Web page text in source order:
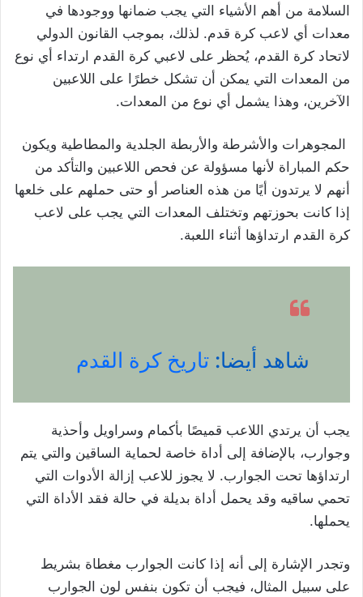
السلامة من أهم الأشياء التي يجب ضمانها ووجودها في
معدات أي لاعب كرة قدم. لذلك، بموجب القانون الدولي
لاتحاد كرة القدم، يُحظر على لاعبي كرة القدم ارتداء أي نوع
من المعدات التي يمكن أن تشكل خطرًا على اللاعبين
الآخرين، وهذا يشمل أي نوع من المعدات.
المجوهرات والأشرطة والأربطة الجلدية والمطاطية ويكون
حكم المباراة لأنها مسؤولة عن فحص اللاعبين والتأكد من
أنهم لا يرتدون أيًا من هذه العناصر أو حتى حملهم على خلعها
إذا كانت بحوزتهم وتختلف المعدات التي يجب على لاعب
كرة القدم ارتداؤها أثناء اللعبة.
شاهد أيضا: تاريخ كرة القدم
يجب أن يرتدي اللاعب قميصًا بأكمام وسراويل وأحذية
وجوارب، بالإضافة إلى أداة خاصة لحماية الساقين والتي يتم
ارتداؤها تحت الجوارب. لا يجوز للاعب إزالة الأدوات التي
تحمي ساقيه وقد يحمل أداة بديلة في حالة فقد الأداة التي
يحملها.
وتجدر الإشارة إلى أنه إذا كانت الجوارب مغطاة بشريط
على سبيل المثال، فيجب أن تكون بنفس لون الجوارب